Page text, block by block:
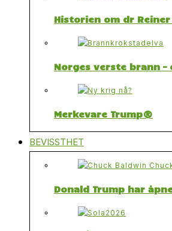
Historien om dr Reiner
Norges verste brann
Merkevare Trump®
BEVISSTHET
Donald Trump har